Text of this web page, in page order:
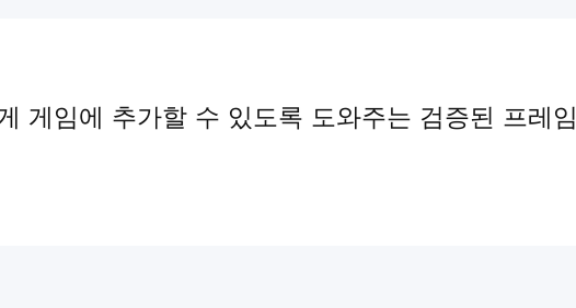
게임에 추가할 수 있도록 도와주는 검증된 프레임